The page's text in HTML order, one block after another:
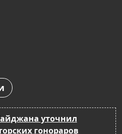
уточнил
гонораров